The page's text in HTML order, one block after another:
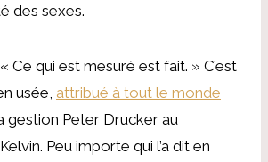
des sexes.
Ce qui est mesuré est fait. » C’est
usée, attribué à tout le monde
gestion Peter Drucker au
Peu importe qui l’a dit en